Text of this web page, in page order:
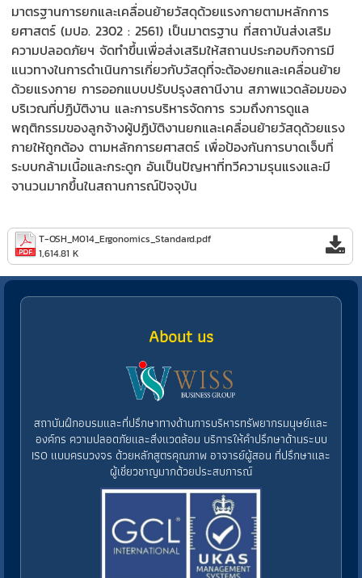
มาตรฐานการยกและเคลื่อนย้ายวัสดุด้วยแรงกายตามหลักการ
ยศาสตร์ (มปอ. 2302 : 2561) เป็นมาตรฐาน ที่สถาบันส่งเสริม
ความปลอดภัยฯ จัดทำขึ้นเพื่อส่งเสริมให้สถานประกอบกิจการมี
แนวทางในการดำเนินการเกี่ยวกับวัสดุที่จะต้องยกและเคลื่อนย้าย
ด้วยแรงกาย การออกแบบปรับปรุงสถานีงาน สภาพแวดล้อมของ
บริเวณที่ปฏิบัติงาน และการบริหารจัดการ รวมถึงการดูแล
พฤติกรรมของลูกจ้างผู้ปฏิบัติงานยกและเคลื่อนย้ายวัสดุด้วยแรง
กายให้ถูกต้อง ตามหลักการยศาสตร์ เพื่อป้องกันการบาดเจ็บที่
ระบบกล้ามเนื้อและกระดูก อันเป็นปัญหาที่ทวีความรุนแรงและมี
จานวนมากขึ้นในสถานการณ์ปัจจุบัน
T-OSH_M014_Ergonomics_Standard.pdf
1,614.81 K
About us
สถาบันฝึกอบรมและที่ปรึกษาทางด้านการบริหารทรัพยากรมนุษย์และ
องค์กร ความปลอดภัยและสิ่งแวดล้อม บริการให้คำปรึกษาด้านระบบ
ISO แบบครบวงจร ด้วยหลักสูตรคุณภาพ อาจารย์ผู้สอน ที่ปรึกษาและ
ผู้เชี่ยวชาญมากด้วยประสบการณ์